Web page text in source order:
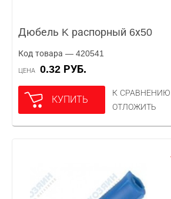
Дюбель K распорный 6х50
Код товара — 420541
ЦЕНА 0.32 РУБ.
КУПИТЬ
К СРАВНЕНИЮ
ОТЛОЖИТЬ